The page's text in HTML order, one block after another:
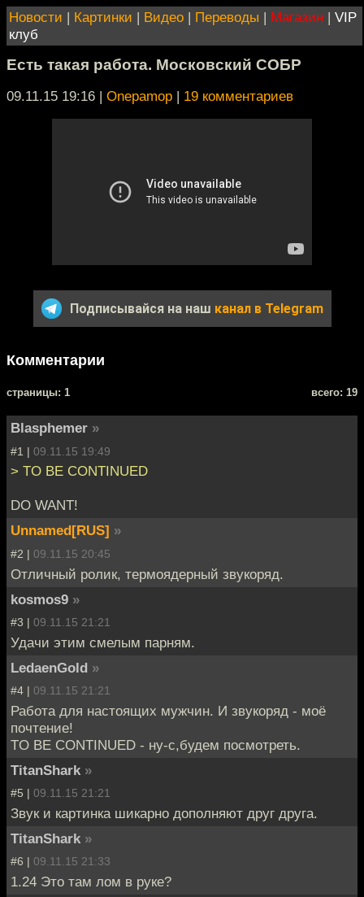
Новости | Картинки | Видео | Переводы | Магазин | VIP
клуб
Есть такая работа. Московский СОБР
09.11.15 19:16 | Onepamop | 19 комментариев
Подписывайся на наш канал в Telegram
Комментарии
cтраницы: 1 всего: 19
Blasphemer »
#1 | 09.11.15 19:49
> TO BE CONTINUED
DO WANT!
Unnamed[RUS] »
#2 | 09.11.15 20:45
Отличный ролик, термоядерный звукоряд.
kosmos9 »
#3 | 09.11.15 21:21
Удачи этим смелым парням.
LedaenGold »
#4 | 09.11.15 21:21
Работа для настоящих мужчин. И звукоряд - моё
почтение!
TO BE CONTINUED - ну-с,будем посмотреть.
TitanShark »
#5 | 09.11.15 21:21
Звук и картинка шикарно дополняют друг друга.
TitanShark »
#6 | 09.11.15 21:33
1.24 Это там лом в руке?